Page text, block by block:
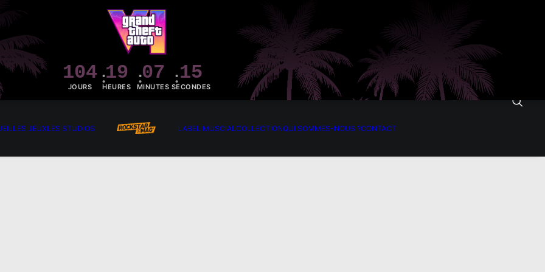
104
JOURS
19
HEURES
07
MINUTES
14
SECONDES
LES JEUXLES STUDIOS LABEL MUSCIALCOLLECTIONQUI SOMMES-NOUS ?CONTACT